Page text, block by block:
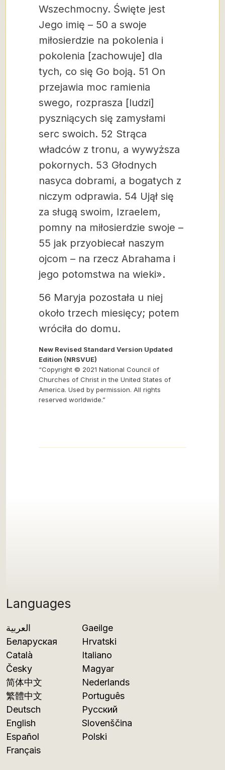
Languages
العربية
Беларуская
Català
Česky
简体中文
繁體中文
Deutsch
English
Español
Français
Gaeilge
Hrvatski
Italiano
Magyar
Nederlands
Português
Русский
Slovenščina
Polski
Wszechmocny. Święte jest
Jego imię – 50 a swoje
miłosierdzie na pokolenia i
pokolenia [zachowuje] dla
tych, co się Go boją. 51 On
przejawia moc ramienia
swego, rozprasza [ludzi]
pyszniących się zamysłami
serc swoich. 52 Strąca
władców z tronu, a wywyższa
pokornych. 53 Głodnych
nasyca dobrami, a bogatych z
niczym odprawia. 54 Ujął się
za sługą swoim, Izraelem,
pomny na miłosierdzie swoje –
55 jak przyobiecał naszym
ojcom – na rzecz Abrahama i
jego potomstwa na wieki».
56 Maryja pozostała u niej
około trzech miesięcy; potem
wróciła do domu.
New Revised Standard Version Updated
Edition (NRSVUE)
“Copyright © 2021 National Council of
Churches of Christ in the United States of
America. Used by permission. All rights
reserved worldwide.”